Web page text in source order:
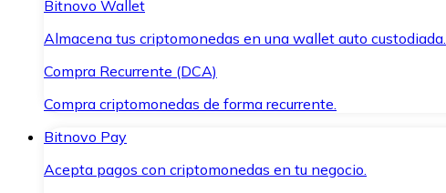
Bitnovo Wallet
Almacena tus criptomonedas en una wallet auto custodiada.
Compra Recurrente (DCA)
Compra criptomonedas de forma recurrente.
Bitnovo Pay
Acepta pagos con criptomonedas en tu negocio.